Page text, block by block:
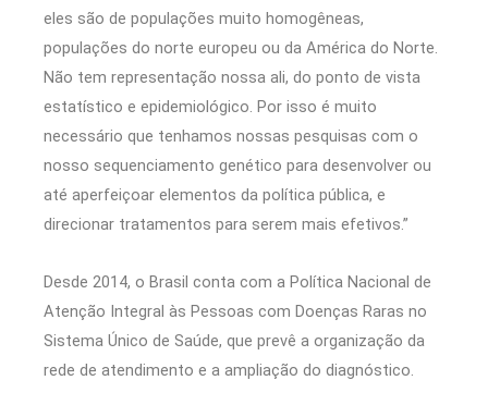
eles são de populações muito homogêneas,
populações do norte europeu ou da América do Norte.
Não tem representação nossa ali, do ponto de vista
estatístico e epidemiológico. Por isso é muito
necessário que tenhamos nossas pesquisas com o
nosso sequenciamento genético para desenvolver ou
até aperfeiçoar elementos da política pública, e
direcionar tratamentos para serem mais efetivos.”
Desde 2014, o Brasil conta com a Política Nacional de
Atenção Integral às Pessoas com Doenças Raras no
Sistema Único de Saúde, que prevê a organização da
rede de atendimento e a ampliação do diagnóstico.